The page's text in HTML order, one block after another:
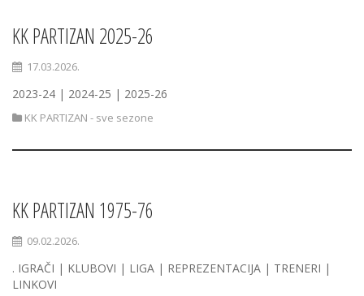
KK PARTIZAN 2025-26
17.03.2026.
2023-24 | 2024-25 | 2025-26
KK PARTIZAN - sve sezone
KK PARTIZAN 1975-76
09.02.2026.
. IGRAČI | KLUBOVI | LIGA | REPREZENTACIJA | TRENERI |
LINKOVI